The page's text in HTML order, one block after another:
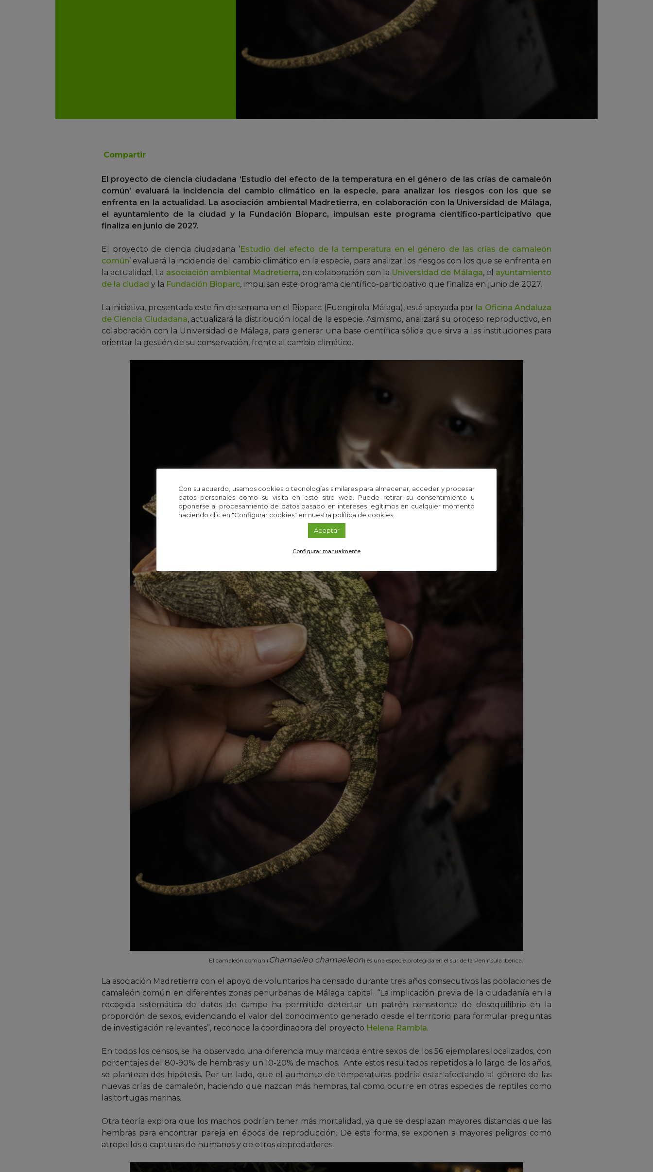
Compartir
El proyecto de ciencia ciudadana ‘Estudio del efecto de la temperatura en el género de las crías de camaleón
común’ evaluará la incidencia del cambio climático en la especie, para analizar los riesgos con los que se
enfrenta en la actualidad. La asociación ambiental Madretierra, en colaboración con la Universidad de Málaga,
el ayuntamiento de la ciudad y la Fundación Bioparc, impulsan este programa científico-participativo que
finaliza en junio de 2027.
El proyecto de ciencia ciudadana ‘Estudio del efecto de la temperatura en el género de las crías de camaleón
común’ evaluará la incidencia del cambio climático en la especie, para analizar los riesgos con los que se enfrenta en
la actualidad. La asociación ambiental Madretierra, en colaboración con la Universidad de Málaga, el ayuntamiento
de la ciudad y la Fundación Bioparc, impulsan este programa científico-participativo que finaliza en junio de 2027.
La iniciativa, presentada este fin de semana en el Bioparc (Fuengirola-Málaga), está apoyada por la Oficina Andaluza
de Ciencia Ciudadana, actualizará la distribución local de la especie. Asimismo, analizará su proceso reproductivo, en
colaboración con la Universidad de Málaga, para generar una base científica sólida que sirva a las instituciones para
orientar la gestión de su conservación, frente al cambio climático.
El camaleón común ( Chamaeleo chamaeleon) es una especie protegida en el sur de la Península Ibérica.
La asociación Madretierra con el apoyo de voluntarios ha censado durante tres años consecutivos las poblaciones de
camaleón común en diferentes zonas periurbanas de Málaga capital. “La implicación previa de la ciudadanía en la
recogida sistemática de datos de campo ha permitido detectar un patrón consistente de desequilibrio en la
proporción de sexos, evidenciando el valor del conocimiento generado desde el territorio para formular preguntas
de investigación relevantes”, reconoce la coordinadora del proyecto Helena Rambla.
En todos los censos, se ha observado una diferencia muy marcada entre sexos de los 56 ejemplares localizados, con
porcentajes del 80-90% de hembras y un 10-20% de machos. Ante estos resultados repetidos a lo largo de los años,
se plantean dos hipótesis. Por un lado, que el aumento de temperaturas podría estar afectando al género de las
nuevas crías de camaleón, haciendo que nazcan más hembras, tal como ocurre en otras especies de reptiles como
las tortugas marinas.
Otra teoría explora que los machos podrían tener más mortalidad, ya que se desplazan mayores distancias que las
hembras para encontrar pareja en época de reproducción. De esta forma, se exponen a mayores peligros como
atropellos o capturas de humanos y de otros depredadores.
Con su acuerdo, usamos cookies o tecnologías similares para almacenar, acceder y procesar
datos personales como su visita en este sitio web. Puede retirar su consentimiento u
oponerse al procesamiento de datos basado en intereses legítimos en cualquier momento
haciendo clic en "Configurar cookies" en nuestra política de cookies.
Aceptar
Configurar manualmente